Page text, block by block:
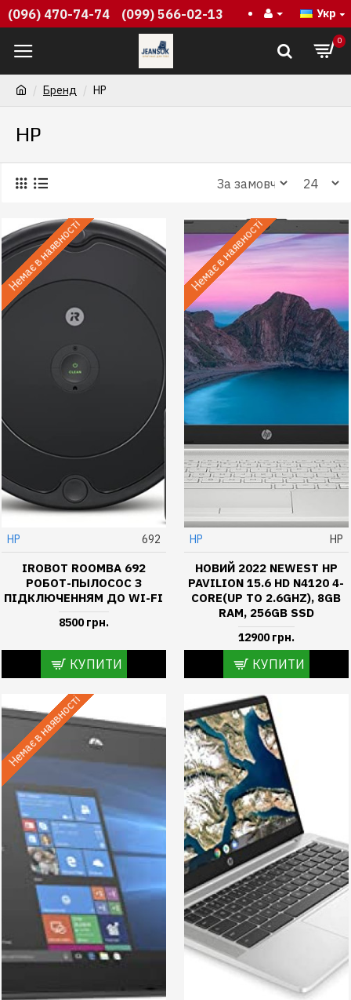
(096) 470-74-74 (099) 566-02-13 Укр
0
Бренд HP
HP
Немає в наявності
HP 692
IROBOT ROOMBA 692
РОБОТ-ПЫЛОСОС З
ПІДКЛЮЧЕННЯМ ДО WI-FI
8500 грн.
КУПИТИ
Немає в наявності
HP HP
НОВИЙ 2022 NEWEST HP
PAVILION 15.6 HD N4120 4-
CORE(UP TO 2.6GHZ), 8GB
RAM, 256GB SSD
12900 грн.
КУПИТИ
Немає в наявності